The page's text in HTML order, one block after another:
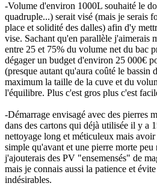
-Volume d'environ 1000L souhaité le
quadruple...) serait visé (mais je serais
place et solidité des dalles) afin d'y
vise. Sachant qu'en parallèle j'aimerais
entre 25 et 75% du volume net du bac
dégager un budget d'environ 25 000€
(presque autant qu'aura coûté le bassin
maximum la taille de la cuve et du
l'équilibre. Plus c'est gros plus c'est
-Démarrage envisagé avec des pierres
dans des cartons qui déjà utilisée il y a
nettoyage long et méticuleux mais
simple qu'avant et une pierre morte
j'ajouterais des PV "ensemensés" de
mais je connais aussi la patience et
indésirables.